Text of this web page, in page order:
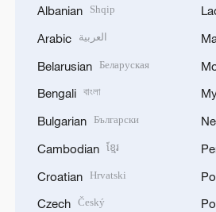
Albanian Shqip
Arabic العربية
Belarusian Беларуская
Bengali বাংলা
Bulgarian Български
Cambodian ខ្មែរ
Croatian Hrvatski
Czech Český